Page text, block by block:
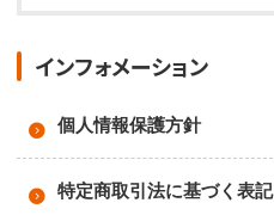
インフォメーション
個人情報保護方針
特定商取引法に基づく表記